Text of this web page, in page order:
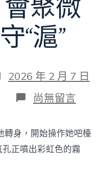
聚微
“滬”
2026 年 2 月 7 日
在
〈森
診
所
健
尚無留言
轉身，開始操作她吧檯
正噴出彩虹色的霧